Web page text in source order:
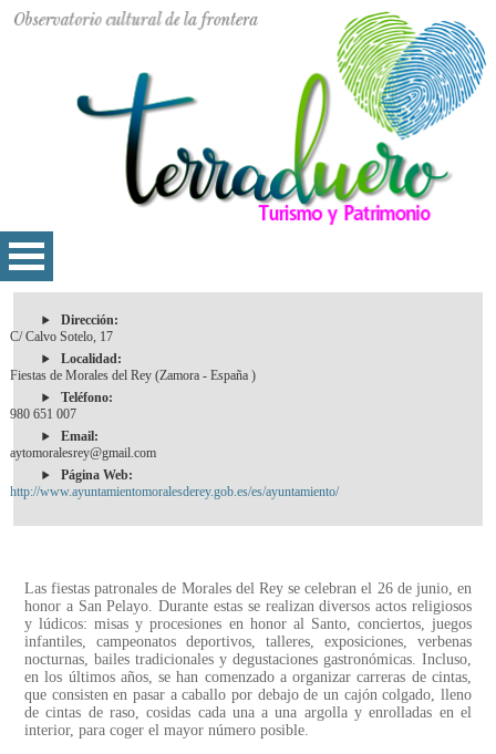
Dirección:
C/ Calvo Sotelo, 17
Localidad:
Fiestas de Morales del Rey (Zamora - España )
Teléfono:
980 651 007
Email:
aytomoralesrey@gmail.com
Página Web:
http://www.ayuntamientomoralesderey.gob.es/es/ayuntamiento/
Las fiestas patronales de Morales del Rey se celebran el 26 de junio, en
honor a San Pelayo. Durante estas se realizan diversos actos religiosos
y lúdicos: misas y procesiones en honor al Santo, conciertos, juegos
infantiles, campeonatos deportivos, talleres, exposiciones, verbenas
nocturnas, bailes tradicionales y degustaciones gastronómicas. Incluso,
en los últimos años, se han comenzado a organizar carreras de cintas,
que consisten en pasar a caballo por debajo de un cajón colgado, lleno
de cintas de raso, cosidas cada una a una argolla y enrolladas en el
interior, para coger el mayor número posible.